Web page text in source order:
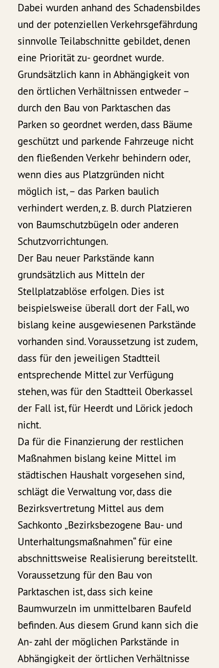
Dabei wurden anhand des Schadensbildes
und der potenziellen Verkehrsgefährdung
sinnvolle Teilabschnitte gebildet, denen
eine Priorität zu- geordnet wurde.
Grundsätzlich kann in Abhängigkeit von
den örtlichen Verhältnissen entweder –
durch den Bau von Parktaschen das
Parken so geordnet werden, dass Bäume
geschützt und parkende Fahrzeuge nicht
den fließenden Verkehr behindern oder,
wenn dies aus Platzgründen nicht
möglich ist, – das Parken baulich
verhindert werden, z. B. durch Platzieren
von Baumschutzbügeln oder anderen
Schutzvorrichtungen.
Der Bau neuer Parkstände kann
grundsätzlich aus Mitteln der
Stellplatzablöse erfolgen. Dies ist
beispielsweise überall dort der Fall, wo
bislang keine ausgewiesenen Parkstände
vorhanden sind. Voraussetzung ist zudem,
dass für den jeweiligen Stadtteil
entsprechende Mittel zur Verfügung
stehen, was für den Stadtteil Oberkassel
der Fall ist, für Heerdt und Lörick jedoch
nicht.
Da für die Finanzierung der restlichen
Maßnahmen bislang keine Mittel im
städtischen Haushalt vorgesehen sind,
schlägt die Verwaltung vor, dass die
Bezirksvertretung Mittel aus dem
Sachkonto „Bezirksbezogene Bau- und
Unterhaltungsmaßnahmen“ für eine
abschnittsweise Realisierung bereitstellt.
Voraussetzung für den Bau von
Parktaschen ist, dass sich keine
Baumwurzeln im unmittelbaren Baufeld
befinden. Aus diesem Grund kann sich die
An- zahl der möglichen Parkstände in
Abhängigkeit der örtlichen Verhältnisse